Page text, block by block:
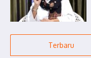
Terbaru